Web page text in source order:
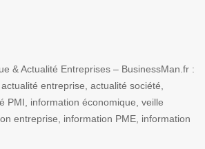
& Actualité Entreprises – BusinessMan.fr :
entreprise, actualité société,
PMI, information économique, veille
entreprise, information PME, information